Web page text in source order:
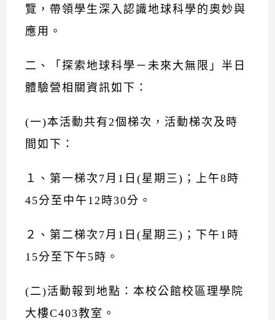
覽，帶領學生深入認識地球科學的奧妙與
應用。
二、「探索地球科學－未來大無限」半日
體驗營相關資訊如下：
(一)本活動共有2個梯次，活動梯次及時
間如下：
１、第一梯次7月1日(星期三)；上午8時
45分至中午12時30分。
２、第二梯次7月1日(星期三)；下午1時
15分至下午5時。
(二)活動報到地點：本校公館校區理學院
大樓C403教室。